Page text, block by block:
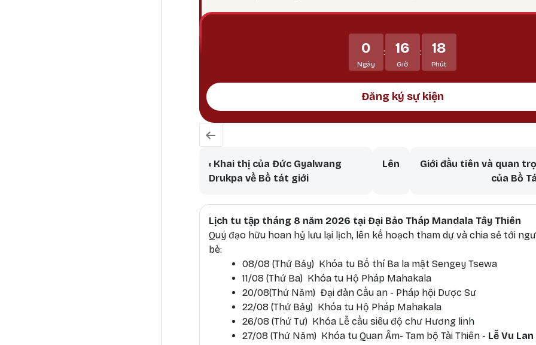
0
Ngày
: 16
Giờ
: 18
Phút
Đăng ký sự kiện
Book traversal links for Khai thị của
‹Khai thị của Đức Gyalwang
Drukpa về Bồ tát giới
Lên
Giới đầu tiên và quan
của Bồ
Lịch tu tập tháng 8 năm 2026 tại Đại Bảo Tháp Mandala Tây Thiên
Quý đạo hữu hoan hỷ lưu lại lịch, lên kế hoạch tham dự và chia sẻ tới
bè:
08/08 (Thứ Bảy) Khóa tu Bố thí Ba la mật Sengey Tsewa
11/08 (Thứ Ba) Khóa tu Hộ Pháp Mahakala
20/08(Thứ Năm) Đại đàn Cầu an - Pháp hội Dược Sư
22/08 (Thứ Bảy) Khóa tu Hộ Pháp Mahakala
26/08 (Thứ Tư) Khóa Lễ cầu siêu độ chư Hương linh
27/08 (Thứ Năm) Khóa tu Quan Âm- Tam bộ Tài Thiên - Lễ Vu Lan